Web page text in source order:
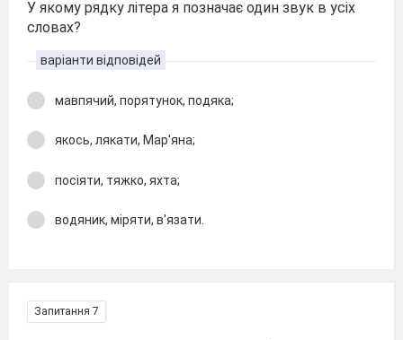
У якому рядку літера я позначає один звук в усіх
словах?
варіанти відповідей
мавпячий, порятунок, подяка;
якось, лякати, Мар'яна;
посіяти, тяжко, яхта;
водяник, міряти, в'язати.
Запитання 7